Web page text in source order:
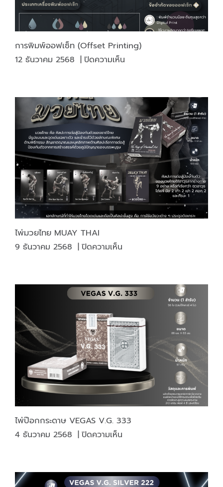
การพิมพ์ออฟเซ็ท (Offset Printing)
12 ธันวาคม 2568 | ปิดความเห็นบน
ออฟ
เซ็ท
(Offset
Printing)
ไพ่มวยไทย MUAY THAI
9 ธันวาคม 2568 | ปิดความเห็นบน
MUAY
THAI
ไพ่ป๊อกกระดาษ VEGAS V.G. 333
4 ธันวาคม 2568 | ปิดความเห็นบน
VEGAS
V.G.